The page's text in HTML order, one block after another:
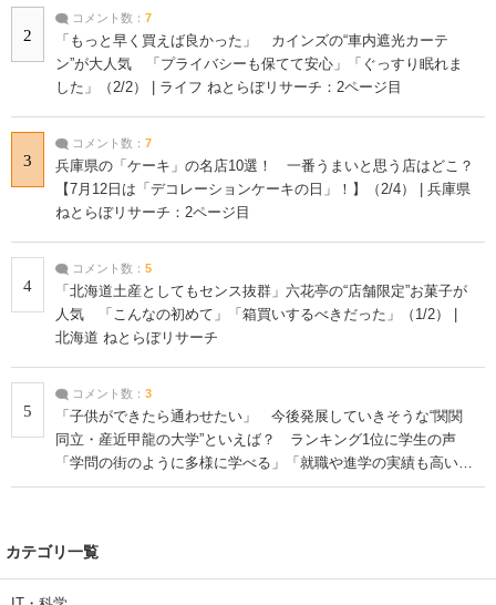
2
コメント数： 7
「もっと早く買えば良かった」 カインズの“車内遮光カーテ
ン”が大人気 「プライバシーも保てて安心」「ぐっすり眠れま
した」（2/2） | ライフ ねとらぼリサーチ：2ページ目
3
コメント数： 7
兵庫県の「ケーキ」の名店10選！ 一番うまいと思う店はどこ？
【7月12日は「デコレーションケーキの日」！】（2/4） | 兵庫県
ねとらぼリサーチ：2ページ目
4
コメント数： 5
「北海道土産としてもセンス抜群」六花亭の“店舗限定”お菓子が
人気 「こんなの初めて」「箱買いするべきだった」（1/2） |
北海道 ねとらぼリサーチ
5
コメント数： 3
「子供ができたら通わせたい」 今後発展していきそうな“関関
同立・産近甲龍の大学”といえば？ ランキング1位に学生の声
「学問の街のように多様に学べる」「就職や進学の実績も高い」
| 大学 ねとらぼリサーチ
カテゴリ一覧